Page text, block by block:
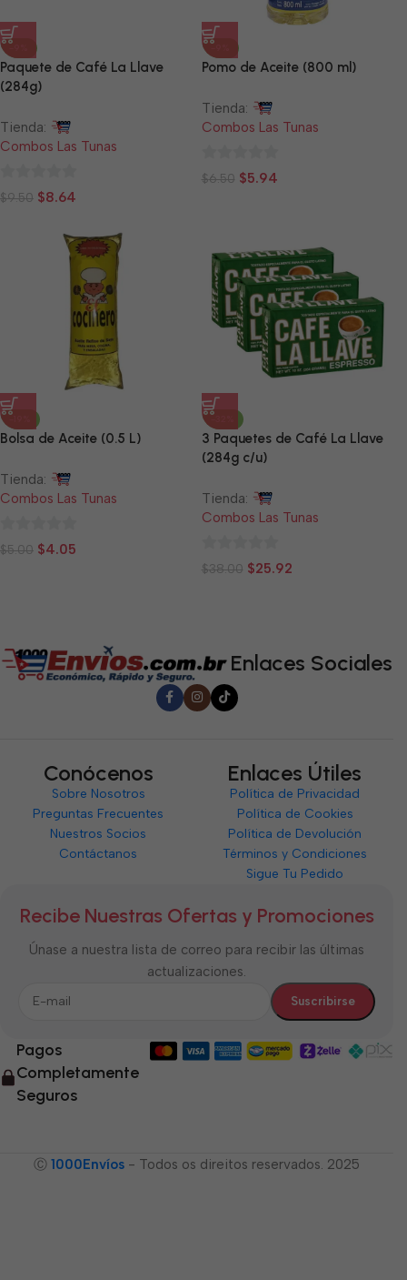
-9%
Paquete de Café La Llave
(284g)
Tienda:
Combos Las Tunas
0
$9.50 $8.64
-9%
Pomo de Aceite (800 ml)
Tienda:
Combos Las Tunas
0
$6.50 $5.94
-19%
Bolsa de Aceite (0.5 L)
Tienda:
Combos Las Tunas
0
$5.00 $4.05
-32%
3 Paquetes de Café La Llave
(284g c/u)
Tienda:
Combos Las Tunas
0
$38.00 $25.92
Enlaces Sociales
Conócenos
Sobre Nosotros
Preguntas Frecuentes
Nuestros Socios
Contáctanos
Enlaces Útiles
Política de Privacidad
Política de Cookies
Política de Devolución
Términos y Condiciones
Sigue Tu Pedido
Recibe Nuestras Ofertas y Promociones
Únase a nuestra lista de correo para recibir las últimas
actualizaciones.
Pagos
Completamente
Seguros
Ⓒ 1000Envíos - Todos os direitos reservados. 2025